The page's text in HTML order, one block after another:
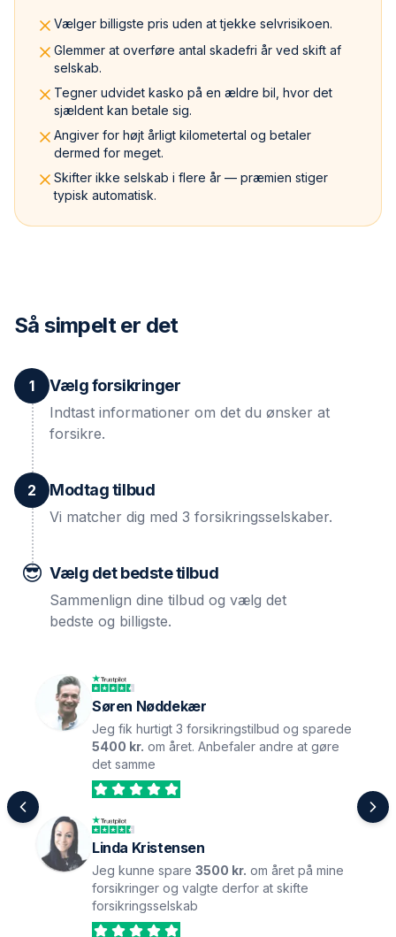
Vælger billigste pris uden at tjekke selvrisikoen.
Glemmer at overføre antal skadefri år ved skift af
selskab.
Tegner udvidet kasko på en ældre bil, hvor det
sjældent kan betale sig.
Angiver for højt årligt kilometertal og betaler
dermed for meget.
Skifter ikke selskab i flere år — præmien stiger
typisk automatisk.
Så simpelt er det
1 Vælg forsikringer
Indtast informationer om det du ønsker at
forsikre.
2 Modtag tilbud
Vi matcher dig med 3 forsikringsselskaber.
😎 Vælg det bedste tilbud
Sammenlign dine tilbud og vælg det
bedste og billigste.
Søren Nøddekær
Jeg fik hurtigt 3 forsikringstilbud og sparede
5400 kr. om året. Anbefaler andre at gøre
det samme
Linda Kristensen
Jeg kunne spare 3500 kr. om året på mine
forsikringer og valgte derfor at skifte
forsikringsselskab